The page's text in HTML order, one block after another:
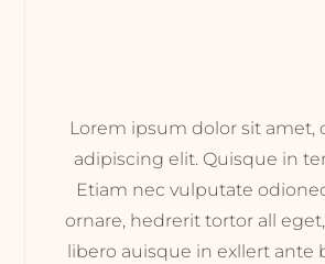
Lorem ipsum dolor sit amet,
adipiscing elit. Quisque in
Etiam nec vulputate
ornare, hedrerit tortor all
libero auisque in exllert ante